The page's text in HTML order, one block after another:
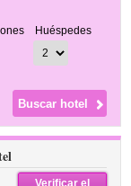
Huéspedes
Verificar el